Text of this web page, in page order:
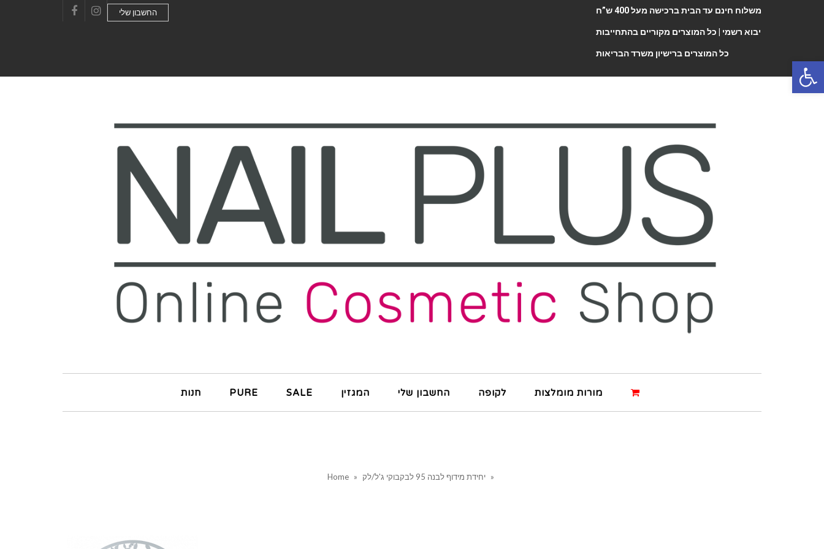
Instagram
החשבון שלי משלוח חינם עד הבית ברכישה מעל 400 ש”ח
יבוא רשמי | כל המוצרים מקוריים בהתחייבות
כל המוצרים ברישיון משרד הבריאות
חנות PURE SALE המגזין החשבון שלי לקופה מורות מומלצות
Home » יחידת מידוף לבנה 95 לבקבוקי ג'ל/לק »